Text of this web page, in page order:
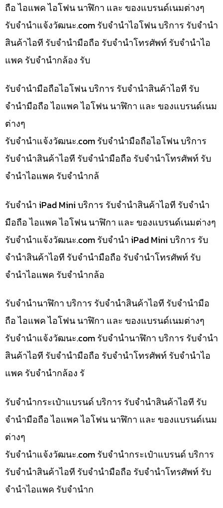
ถือ ไอแพค ไอโฟน นาฬิกา และ ของแบรนด์เนมต่างๆ
รับจํานําแจ้งวัฒนะ.com รับจำนำไอโฟน บริการ รับจำนำ
สินค้าไอที รับจำนำมือถือ รับจำนำโทรศัพท์ รับจำนำไอ
แพค รับจำนำกล้อง รับ
รับจำนำมือถือไอโฟน บริการ รับจำนำสินค้าไอที รับ
จำนำมือถือ ไอแพค ไอโฟน นาฬิกา และ ของแบรนด์เนม
ต่างๆ
รับจํานําแจ้งวัฒนะ.com รับจำนำมือถือไอโฟน บริการ
รับจำนำสินค้าไอที รับจำนำมือถือ รับจำนำโทรศัพท์ รับ
จำนำไอแพค รับจำนำกล้
รับจำนำ iPad Mini บริการ รับจำนำสินค้าไอที รับจำนำ
มือถือ ไอแพค ไอโฟน นาฬิกา และ ของแบรนด์เนมต่างๆ
รับจํานําแจ้งวัฒนะ.com รับจำนำ iPad Mini บริการ รับ
จำนำสินค้าไอที รับจำนำมือถือ รับจำนำโทรศัพท์ รับ
จำนำไอแพค รับจำนำกล้อ
รับจำนำนาฬิกา บริการ รับจำนำสินค้าไอที รับจำนำมือ
ถือ ไอแพค ไอโฟน นาฬิกา และ ของแบรนด์เนมต่างๆ
รับจํานําแจ้งวัฒนะ.com รับจำนำนาฬิกา บริการ รับจำนำ
สินค้าไอที รับจำนำมือถือ รับจำนำโทรศัพท์ รับจำนำไอ
แพค รับจำนำกล้อง รั
รับจำนำกระเป๋าแบรนด์ บริการ รับจำนำสินค้าไอที รับ
จำนำมือถือ ไอแพค ไอโฟน นาฬิกา และ ของแบรนด์เนม
ต่างๆ
รับจํานําแจ้งวัฒนะ.com รับจำนำกระเป๋าแบรนด์ บริการ
รับจำนำสินค้าไอที รับจำนำมือถือ รับจำนำโทรศัพท์ รับ
จำนำไอแพค รับจำนำก